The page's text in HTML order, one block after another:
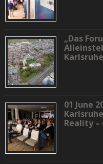
„Das
01 June
Reality –